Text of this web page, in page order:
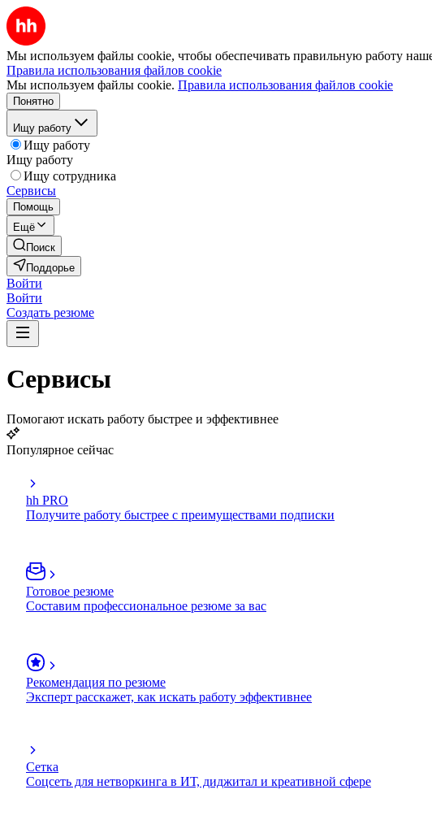
Мы используем файлы cookie, чтобы обеспечивать правильную работу
Правила использования файлов cookie
Мы используем файлы cookie. Правила использования файлов cookie
Понятно
Ищу работу
Ищу работу
Ищу работу
Ищу сотрудника
Сервисы
Помощь
Ещё
Поиск
Поддорье
Войти
Войти
Создать резюме
Сервисы
Помогают искать работу быстрее и эффективнее
Популярное сейчас
hh PRO
Получите работу быстрее с преимуществами подписки
Готовое резюме
Составим профессиональное резюме за вас
Рекомендация по резюме
Эксперт расскажет, как искать работу эффективнее
Сетка
Соцсеть для нетворкинга в ИТ, диджитал и креативной сфере